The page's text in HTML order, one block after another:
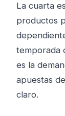
La cuarta
productos
temporada
es la
apuestas
claro.